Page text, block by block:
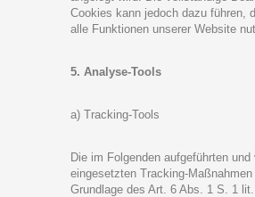
Cookies kann jedoch dazu führen,
alle Funktionen unserer Website
5. Analyse-Tools
a) Tracking-Tools
Die im Folgenden aufgeführten und
eingesetzten Tracking-Maßnahmen
Grundlage des Art. 6 Abs. 1 S. 1